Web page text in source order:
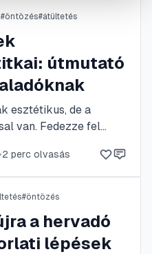
Ismerje meg a
#öntözés#átültetés
útmutató
esztétikus, de a
van. Fedezze fel
és bevált
maradnak, elkerülve
•2 perc olvasás
#öntözés
a hervadó
lépések